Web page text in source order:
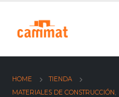
HOME
TIENDA
MATERIALES DE CONSTRUCCIÓN,